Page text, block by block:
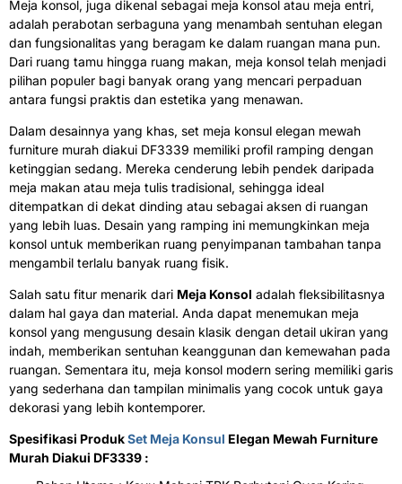
Meja konsol, juga dikenal sebagai meja konsol atau meja entri,
adalah perabotan serbaguna yang menambah sentuhan elegan
dan fungsionalitas yang beragam ke dalam ruangan mana pun.
Dari ruang tamu hingga ruang makan, meja konsol telah menjadi
pilihan populer bagi banyak orang yang mencari perpaduan
antara fungsi praktis dan estetika yang menawan.
Dalam desainnya yang khas, set meja konsul elegan mewah
furniture murah diakui DF3339 memiliki profil ramping dengan
ketinggian sedang. Mereka cenderung lebih pendek daripada
meja makan atau meja tulis tradisional, sehingga ideal
ditempatkan di dekat dinding atau sebagai aksen di ruangan
yang lebih luas. Desain yang ramping ini memungkinkan meja
konsol untuk memberikan ruang penyimpanan tambahan tanpa
mengambil terlalu banyak ruang fisik.
Salah satu fitur menarik dari Meja Konsol adalah fleksibilitasnya
dalam hal gaya dan material. Anda dapat menemukan meja
konsol yang mengusung desain klasik dengan detail ukiran yang
indah, memberikan sentuhan keanggunan dan kemewahan pada
ruangan. Sementara itu, meja konsol modern sering memiliki garis
yang sederhana dan tampilan minimalis yang cocok untuk gaya
dekorasi yang lebih kontemporer.
Spesifikasi ProdukSet Meja Konsul Elegan Mewah Furniture
Murah Diakui DF3339 :